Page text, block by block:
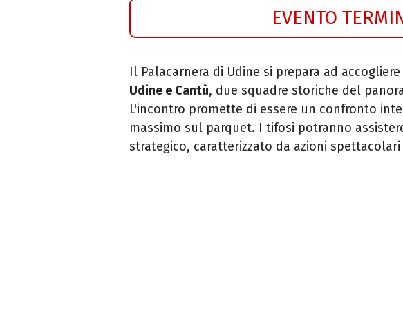
EVENTO
Il Palacarnera di Udine si prepara ad
Udine e Cantù, due squadre storiche del
L'incontro promette di essere un confronto
massimo sul parquet. I tifosi potranno
strategico, caratterizzato da azioni